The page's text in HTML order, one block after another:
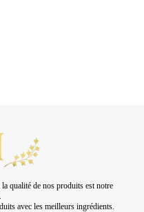
qualité de nos produits est notre
avec les meilleurs ingrédients.